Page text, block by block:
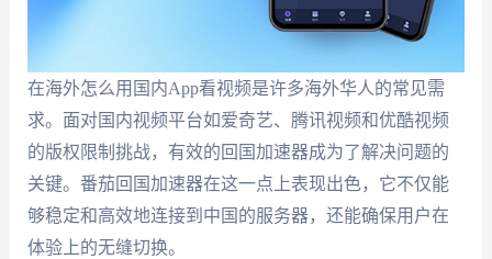
在海外怎么用国内App看视频是许多海外华人的常见需
求。面对国内视频平台如爱奇艺、腾讯视频和优酷视频
的版权限制挑战，有效的回国加速器成为了解决问题的
关键。番茄回国加速器在这一点上表现出色，它不仅能
够稳定和高效地连接到中国的服务器，还能确保用户在
体验上的无缝切换。